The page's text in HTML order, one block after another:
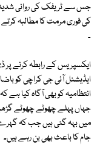
جس سے ٹریفک کی روانی
کی فوری مرمت کا مطالبہ کرتے
۔
ایکسپریس کے رابطہ کرنے پر
ایڈیشنل آئی جی کراچی کو
انتظامیہ کو بھی آگاہ کیا ہے
جہاں پہلے چھوٹے چھوٹے
میں بہہ گئی ہیں جب کہ
جام کا باعث بھی بن رہے ہیں۔